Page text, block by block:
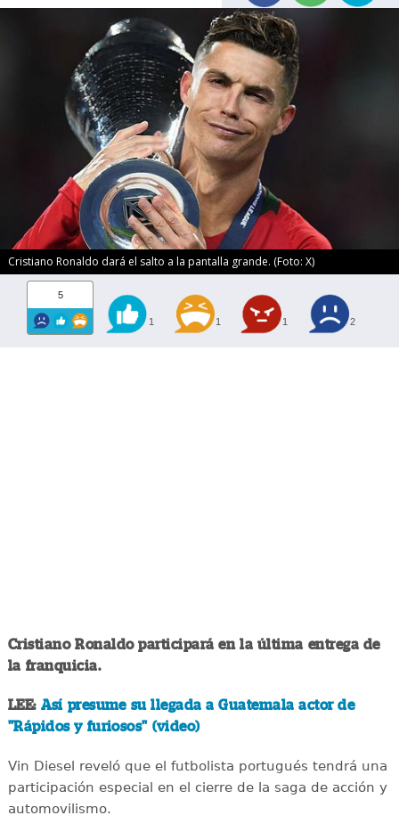
Cristiano Ronaldo dará el salto a la pantalla grande. (Foto: X)
5
1 1 1 2
Cristiano Ronaldo participará en la última entrega de
la franquicia.
LEE: Así presume su llegada a Guatemala actor de
"Rápidos y furiosos" (video)
Vin Diesel reveló que el futbolista portugués tendrá una
participación especial en el cierre de la saga de acción y
automovilismo.